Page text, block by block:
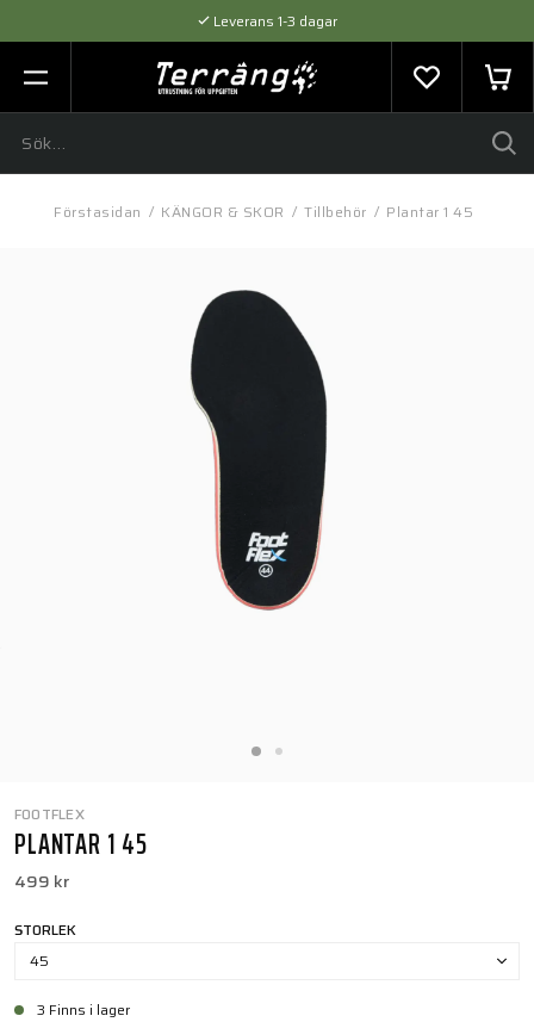
Leverans 1-3 dagar
Flexibel betalning med SVEA
Expertråd & Kvalitetsprodukter
Förstasidan / KÄNGOR & SKOR / Tillbehör / Plantar 1 45
FOOTFLEX
PLANTAR 1 45
499 kr
STORLEK
45
3 Finns i lager